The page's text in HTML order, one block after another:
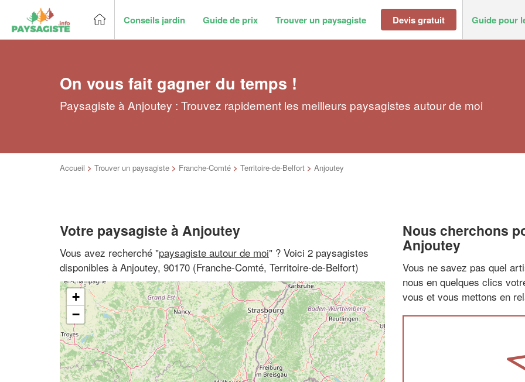
Conseils jardin Guide de prix Trouver un paysagiste Devis gratuit Guide pour
On vous fait gagner du temps !
Paysagiste à Anjoutey : Trouvez rapidement les meilleurs paysagistes autour de moi
Accueil > Trouver un paysagiste > Franche-Comté > Territoire-de-Belfort > Anjoutey
Votre paysagiste à Anjoutey
Vous avez recherché "paysagiste autour de moi" ? Voici 2 paysagistes
disponibles à Anjoutey, 90170 (Franche-Comté, Territoire-de-Belfort)
+
−
Nous cherchons
Anjoutey
Vous ne savez pas quel
nous en quelques clics
vous et vous mettons en